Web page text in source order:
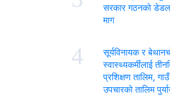
सरकार गठनको
माग
4
सूर्यविनायक र
स्वास्थ्यकर्मीलाई
प्रशिक्षण तालिम,
उपचारको तालिम